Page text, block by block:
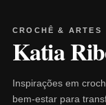
CROCHÊ & ARTES
Katia
Inspirações em
bem-estar para